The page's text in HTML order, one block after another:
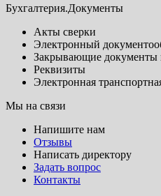
Бухгалтерия.Документы
Акты сверки
Электронный
Закрывающие документы
Реквизиты
Электронная
Мы на связи
Напишите нам
Отзывы
Написать директору
Задать вопрос
Контакты